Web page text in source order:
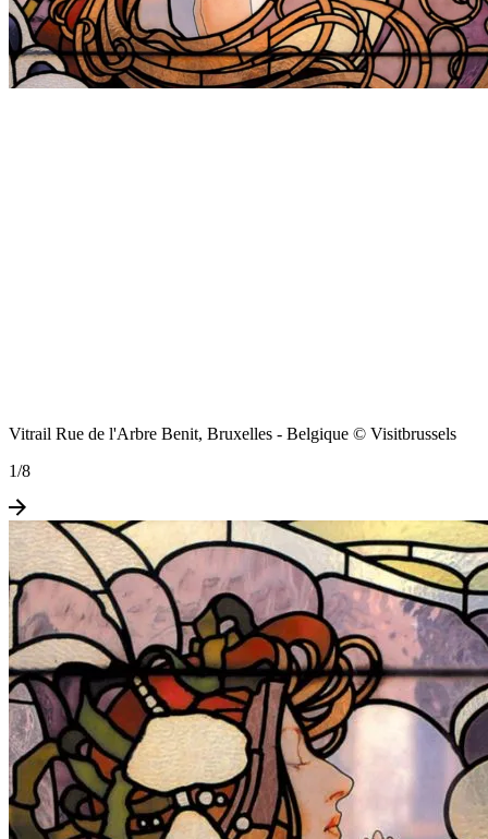
Vitrail Rue de l'Arbre Benit, Bruxelles - Belgique © Visitbrussels
1/8